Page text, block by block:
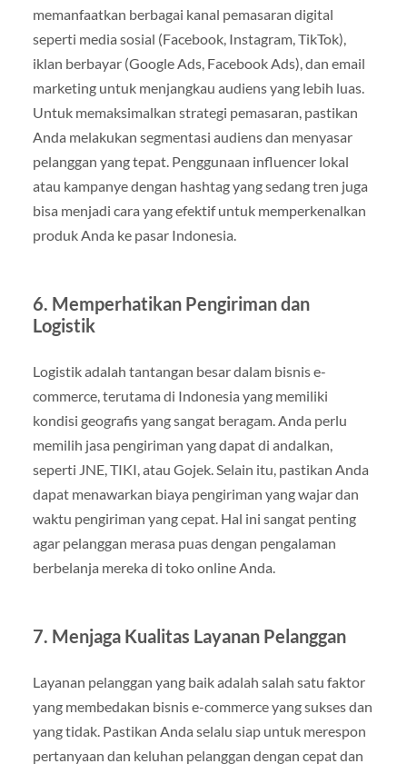
memanfaatkan berbagai kanal pemasaran digital
seperti media sosial (Facebook, Instagram, TikTok),
iklan berbayar (Google Ads, Facebook Ads), dan email
marketing untuk menjangkau audiens yang lebih luas.
Untuk memaksimalkan strategi pemasaran, pastikan
Anda melakukan segmentasi audiens dan menyasar
pelanggan yang tepat. Penggunaan influencer lokal
atau kampanye dengan hashtag yang sedang tren juga
bisa menjadi cara yang efektif untuk memperkenalkan
produk Anda ke pasar Indonesia.
6. Memperhatikan Pengiriman dan
Logistik
Logistik adalah tantangan besar dalam bisnis e-
commerce, terutama di Indonesia yang memiliki
kondisi geografis yang sangat beragam. Anda perlu
memilih jasa pengiriman yang dapat di andalkan,
seperti JNE, TIKI, atau Gojek. Selain itu, pastikan Anda
dapat menawarkan biaya pengiriman yang wajar dan
waktu pengiriman yang cepat. Hal ini sangat penting
agar pelanggan merasa puas dengan pengalaman
berbelanja mereka di toko online Anda.
7. Menjaga Kualitas Layanan Pelanggan
Layanan pelanggan yang baik adalah salah satu faktor
yang membedakan bisnis e-commerce yang sukses dan
yang tidak. Pastikan Anda selalu siap untuk merespon
pertanyaan dan keluhan pelanggan dengan cepat dan